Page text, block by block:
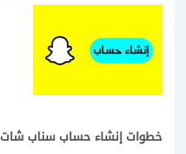
خطوات إنشاء حساب سناب شات snapchat-sign-up